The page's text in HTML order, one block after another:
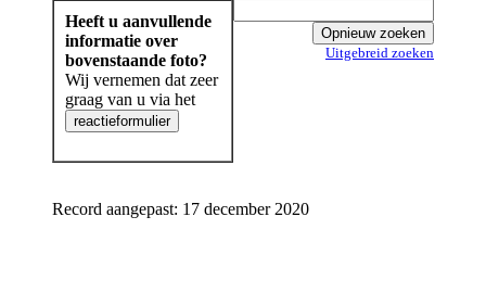
Heeft u aanvullende
informatie over
bovenstaande foto?
Wij vernemen dat zeer
graag van u via het
Uitgebreid zoeken
Record aangepast: 17 december 2020